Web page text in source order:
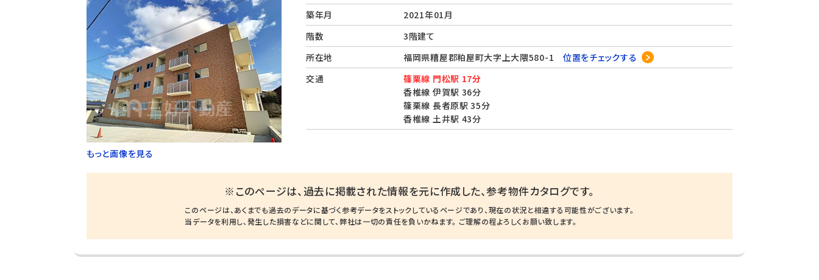
もっと画像を見る
築年月
2021年01月
階数
3階建て
所在地
福岡県糟屋郡粕屋町大字上大隈580-1 位置をチェックする
交通
篠栗線 門松駅 17分
香椎線 伊賀駅 36分
篠栗線 長者原駅 35分
香椎線 土井駅 43分
※このページは、過去に掲載された情報を元に作成した、参考物件カタログです。
このページは、あくまでも過去のデータに基づく参考データをストックしているページであり、現在の状況と相違する可能性がございます。
当データを利用し、発生した損害などに関して、弊社は一切の責任を負いかねます。 ご理解の程よろしくお願い致します。